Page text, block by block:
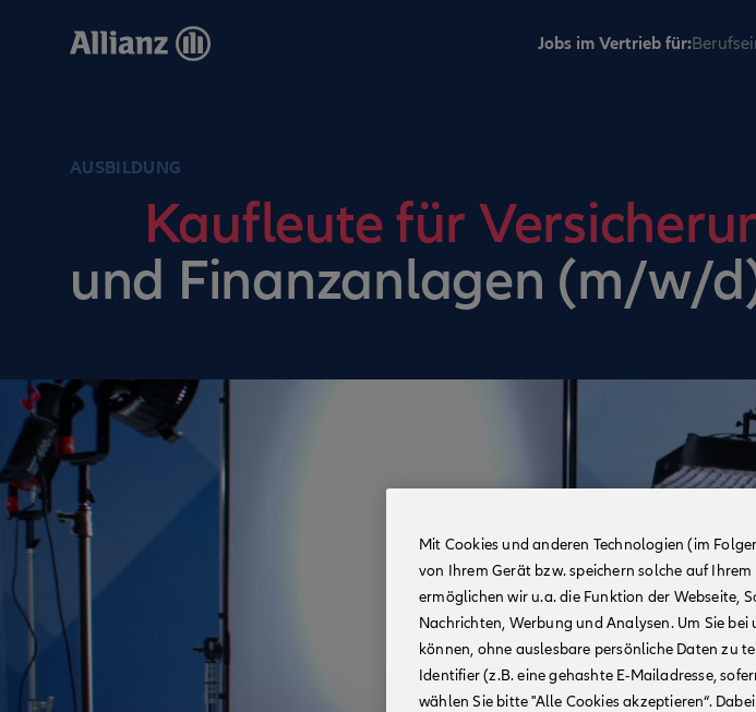
Jobs im Vertrieb für:
AUSBILDUNG
Kaufleute für
und Finanzanlagen (m/w/
Mit Cookies und anderen Technologien (im
von Ihrem Gerät bzw. speichern solche auf
ermöglichen wir u.a. die Funktion der Webseite,
Nachrichten, Werbung und Analysen. Um Sie
können, ohne auslesbare persönliche Daten zu
Identifier (z.B. eine gehashte E-Mailadresse,
wählen Sie bitte "Alle Cookies akzeptieren“.